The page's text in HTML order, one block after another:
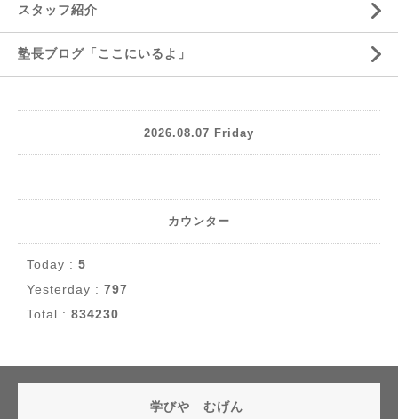
スタッフ紹介
塾長ブログ「ここにいるよ」
2026.08.07 Friday
カウンター
Today : 5
Yesterday : 797
Total : 834230
学びや むげん